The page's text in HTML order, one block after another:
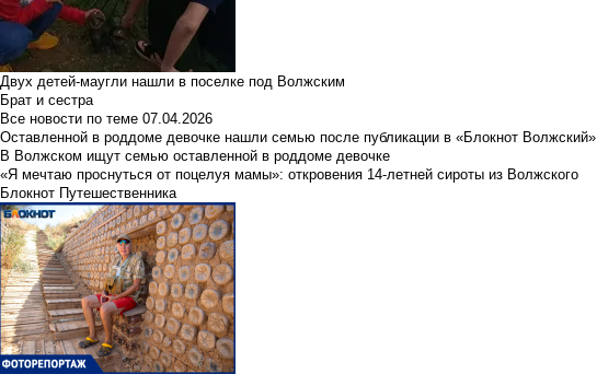
Двух детей-маугли нашли в поселке под Волжским
Брат и сестра
Все новости по теме 07.04.2026
Оставленной в роддоме девочке нашли семью после публикации в «Блокнот Волжский»
В Волжском ищут семью оставленной в роддоме девочке
«Я мечтаю проснуться от поцелуя мамы»: откровения 14-летней сироты из Волжского
Блокнот Путешественника